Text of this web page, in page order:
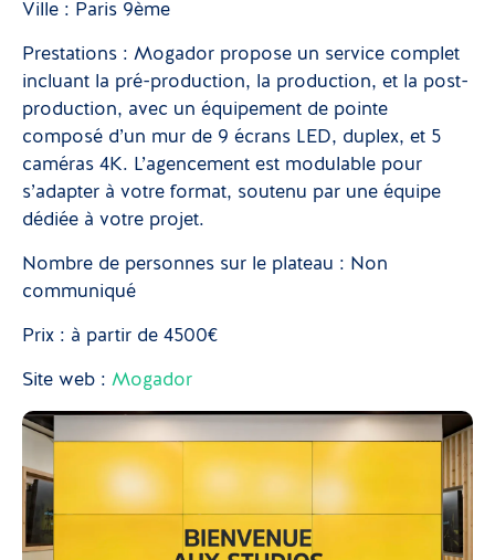
Ville : Paris 9ème
Prestations : Mogador propose un service complet
incluant la pré-production, la production, et la post-
production, avec un équipement de pointe
composé d’un mur de 9 écrans LED, duplex, et 5
caméras 4K. L’agencement est modulable pour
s’adapter à votre format, soutenu par une équipe
dédiée à votre projet.
Nombre de personnes sur le plateau : Non
communiqué
Prix : à partir de 4500€
Site web : Mogador